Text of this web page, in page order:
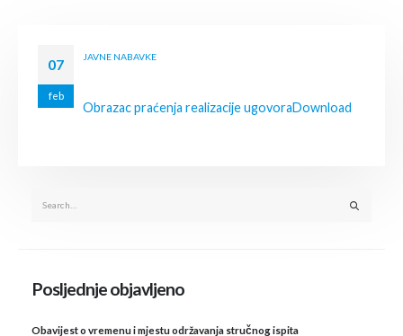
07
feb
JAVNE NABAVKE
Obrazac praćenja realizacije ugovoraDownload
Posljednje objavljeno
Obavijest o vremenu i mjestu održavanja stručnog ispita